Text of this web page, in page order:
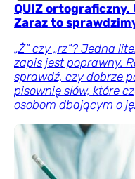
QUIZ ortograficzny.
Zaraz to
„Ż” czy „rz”? Jedna
zapis jest poprawny.
sprawdź, czy dobrze
pisownię słów, które
osobom dbającym o